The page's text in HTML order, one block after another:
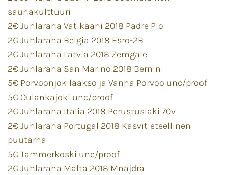
saunakulttuuri
2€ Juhlaraha Vatikaani 2018 Padre Pio
2€ Juhlaraha Belgia 2018 Esro-2B
2€ Juhlaraha Latvia 2018 Zemgale
2€ Juhlaraha San Marino 2018 Bernini
5€ Porvoonjokilaakso ja Vanha Porvoo unc/proof
5€ Oulankajoki unc/proof
2€ Juhlaraha Italia 2018 Perustuslaki 70v
2€ Juhlaraha Portugal 2018 Kasvitieteellinen
puutarha
5€ Tammerkoski unc/proof
2€ Juhlaraha Malta 2018 Mnajdra